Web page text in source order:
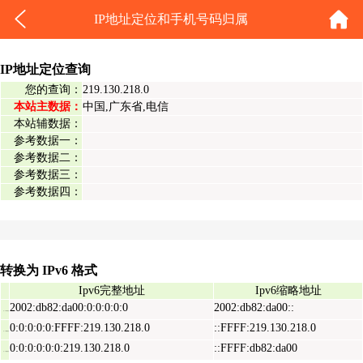
IP地址定位和手机号码归属
IP地址定位查询
您的查询： 219.130.218.0
本站主数据： 中国,广东省,电信
本站辅数据：
参考数据一：
参考数据二：
参考数据三：
参考数据四：
转换为 IPv6 格式
Ipv6完整地址 Ipv6缩略地址
2002:db82:da00:0:0:0:0:0 2002:db82:da00::
0:0:0:0:0:FFFF:219.130.218.0 ::FFFF:219.130.218.0
0:0:0:0:0:0:219.130.218.0 ::FFFF:db82:da00